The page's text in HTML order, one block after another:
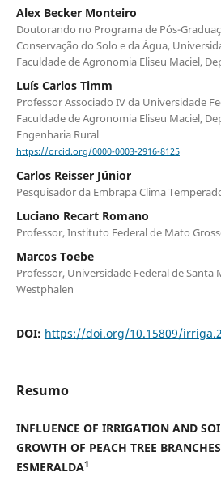
Alex Becker Monteiro
Doutorando no Programa de Pós-
Conservação do Solo e da Água,
Faculdade de Agronomia Eliseu Maciel,
Luís Carlos Timm
Professor Associado IV da Universidade
Faculdade de Agronomia Eliseu Maciel,
Engenharia Rural
https://orcid.org/0000-0003-2916-8125
Carlos Reisser Júnior
Pesquisador da Embrapa Clima
Luciano Recart Romano
Professor, Instituto Federal de Mato
Marcos Toebe
Professor, Universidade Federal de Santa
Westphalen
DOI: https://doi.org/10.15809/
Resumo
INFLUENCE OF IRRIGATION AND
GROWTH OF PEACH TREE
ESMERALDA1